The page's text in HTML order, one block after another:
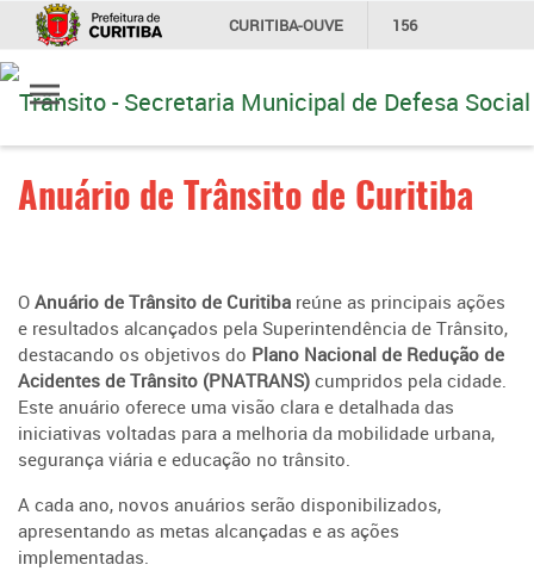
CURITIBA-OUVE 156
Ir
para
conteúdo
Anuário de Trânsito de Curitiba
O Anuário de Trânsito de Curitiba reúne as principais ações
e resultados alcançados pela Superintendência de Trânsito,
destacando os objetivos do Plano Nacional de Redução de
Acidentes de Trânsito (PNATRANS) cumpridos pela cidade.
Este anuário oferece uma visão clara e detalhada das
iniciativas voltadas para a melhoria da mobilidade urbana,
segurança viária e educação no trânsito.
A cada ano, novos anuários serão disponibilizados,
apresentando as metas alcançadas e as ações
implementadas.